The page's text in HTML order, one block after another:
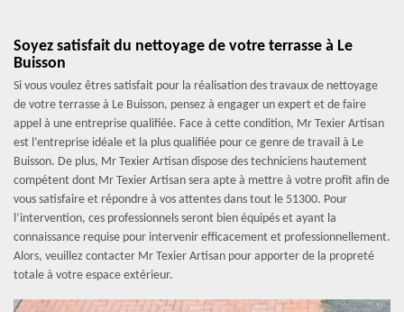
Soyez satisfait du nettoyage de votre terrasse à Le
Buisson
Si vous voulez êtres satisfait pour la réalisation des travaux de nettoyage
de votre terrasse à Le Buisson, pensez à engager un expert et de faire
appel à une entreprise qualifiée. Face à cette condition, Mr Texier Artisan
est l’entreprise idéale et la plus qualifiée pour ce genre de travail à Le
Buisson. De plus, Mr Texier Artisan dispose des techniciens hautement
compétent dont Mr Texier Artisan sera apte à mettre à votre profit afin de
vous satisfaire et répondre à vos attentes dans tout le 51300. Pour
l’intervention, ces professionnels seront bien équipés et ayant la
connaissance requise pour intervenir efficacement et professionnellement.
Alors, veuillez contacter Mr Texier Artisan pour apporter de la propreté
totale à votre espace extérieur.